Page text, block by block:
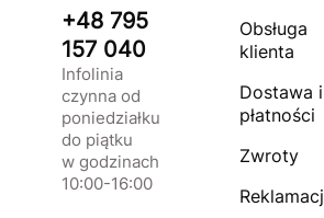
+48 795
157 040
Infolinia
czynna od
poniedziałku
do piątku
w godzinach
10:00-16:00
Obsługa
klienta
Dostawa i
płatności
Zwroty